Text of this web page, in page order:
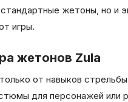
стандартные жетоны, но
игры.
жетонов Zula
от навыков
для персонажей или